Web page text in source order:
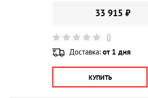
33 915 ₽
0
Доставка: от 1 дня
КУПИТЬ